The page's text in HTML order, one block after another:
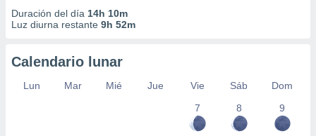
Duración del día 14h 10m
Luz diurna restante 9h 52m
Calendario lunar
Lun Mar Mié Jue Vie Sáb
Dom
7
8 9